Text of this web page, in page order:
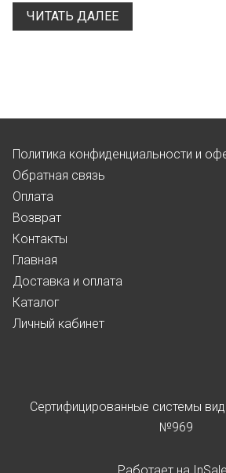
ЧИТАТЬ ДАЛЕЕ
Политика конфиденциальности и
Обратная связь
Оплата
Возврат
Контакты
Главная
Доставка и оплата
Каталог
Личный кабинет
Сертифицированные системы
№969